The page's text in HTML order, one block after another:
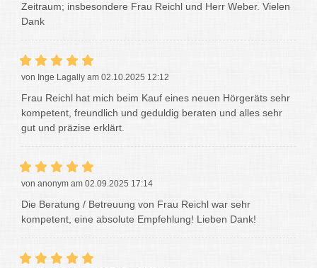
Zeitraum; insbesondere Frau Reichl und Herr Weber. Vielen
Dank
von Inge Lagally am 02.10.2025 12:12
Frau Reichl hat mich beim Kauf eines neuen Hörgeräts sehr
kompetent, freundlich und geduldig beraten und alles sehr
gut und präzise erklärt.
von anonym am 02.09.2025 17:14
Die Beratung / Betreuung von Frau Reichl war sehr
kompetent, eine absolute Empfehlung! Lieben Dank!